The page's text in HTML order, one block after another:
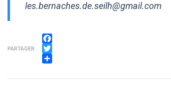
les.bernaches.de.seilh@gmail.com
PARTAGER
Facebook
Twitter